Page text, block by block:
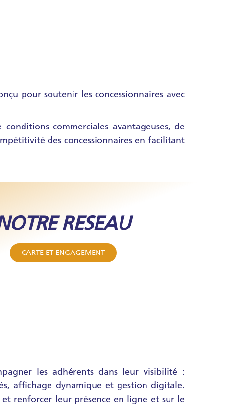
pour soutenir les concessionnaires avec
commerciales avantageuses, de
des concessionnaires en facilitant
RESEAU
CARTE ET ENGAGEMENT
les adhérents dans leur visibilité :
affichage dynamique et gestion digitale.
renforcer leur présence en ligne et sur le